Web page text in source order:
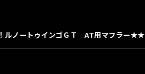
ルノートゥインゴＧＴ AT用マフラー★★